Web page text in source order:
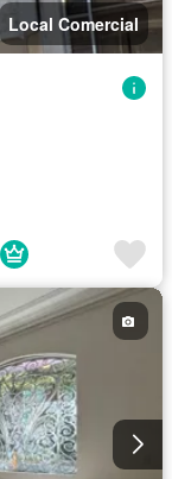
Local Comercial